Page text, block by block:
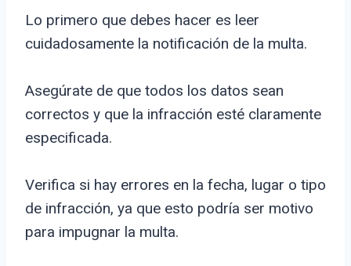
Lo primero que debes hacer es leer
cuidadosamente la notificación de la multa.
Asegúrate de que todos los datos sean
correctos y que la infracción esté claramente
especificada.
Verifica si hay errores en la fecha, lugar o tipo
de infracción, ya que esto podría ser motivo
para impugnar la multa.